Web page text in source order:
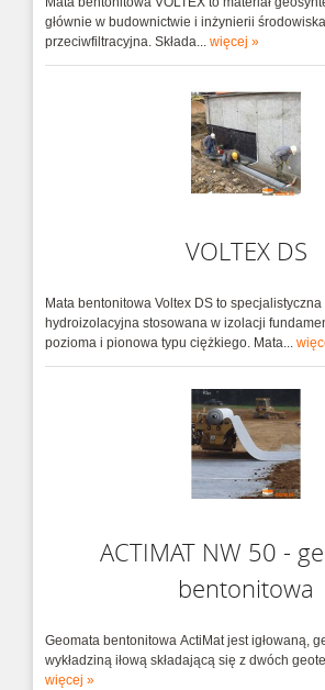
CETBIT 300
CETbit 300 to samoprzy...
AQUASTOP - system osuszania
Osuszanie ścian, murów i całych
głównie w budownictwie i inżynierii
przeciwfiltracyjna. Składa... więcej »
VOLTEX DS
Mata bentonitowa Voltex DS to specjalistyczna
hydroizolacyjna stosowana w izolacji
pozioma i pionowa typu ciężkiego. Mata...
ACTIMAT NW 50 -
bentonitowa
Geomata bentonitowa ActiMat jest igłowaną,
wykładziną iłową składającą się z dwóch
więcej »